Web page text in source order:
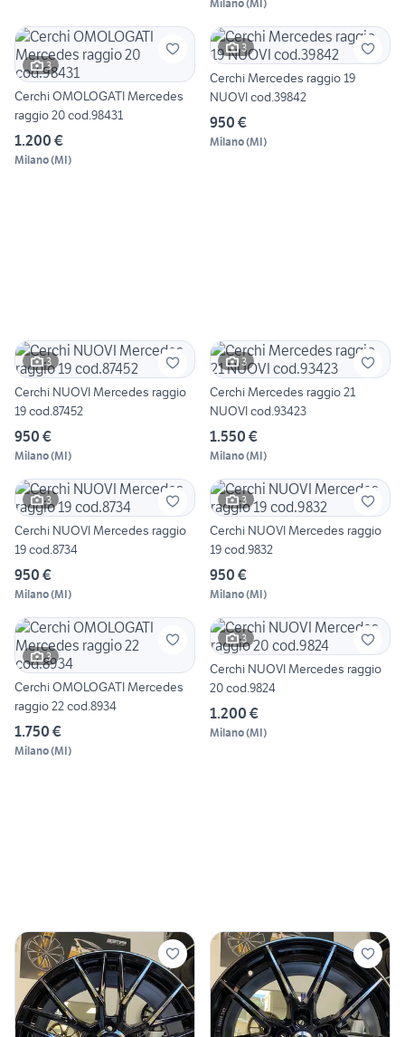
Milano(MI)
3
Cerchi OMOLOGATI Mercedes
raggio 20 cod.98431
1.200 €
Milano(MI)
3
Cerchi Mercedes raggio 19
NUOVI cod.39842
950 €
Milano(MI)
3
Cerchi NUOVI Mercedes raggio
19 cod.87452
950 €
Milano(MI)
3
Cerchi Mercedes raggio 21
NUOVI cod.93423
1.550 €
Milano(MI)
3
Cerchi NUOVI Mercedes raggio
19 cod.8734
950 €
Milano(MI)
3
Cerchi NUOVI Mercedes raggio
19 cod.9832
950 €
Milano(MI)
3
Cerchi OMOLOGATI Mercedes
raggio 22 cod.8934
1.750 €
Milano(MI)
3
Cerchi NUOVI Mercedes raggio
20 cod.9824
1.200 €
Milano(MI)